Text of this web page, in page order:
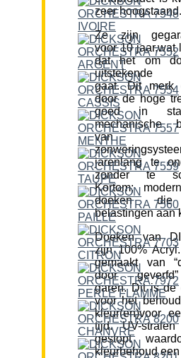
zeer hoogstaand.
Ze zijn
voor 10 jaar,wat
dat het om
uitstekende
gaat. Dit merk
door de hoge
goed in
mechanische
van
jarenlang te
zonder te
Kortom;
doeken
belastingen aan
Doeken van
zijn 100%
gemaakt van
door
garen. Dit is de
voor het
kleur(en)voor
tijd. UV-stralen
gestopt
kleurbehoud een